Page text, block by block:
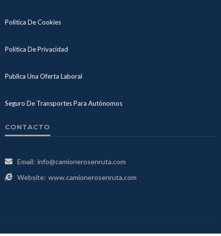
Política De Cookies
Política De Privacidad
Publica Una Oferta Laboral
Seguro De Transportes Para Autónomos
CONTACTO
Email: info@camionerosenruta.com
Website: www.camionerosenruta.com